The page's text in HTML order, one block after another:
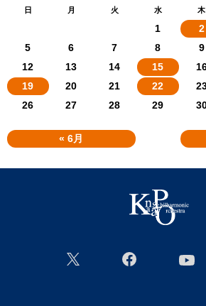
日 月 火 水 木
« 6月
1 2
5
6 7 8 9
12
13 14 15
19
20 21 22
26
27 28 29